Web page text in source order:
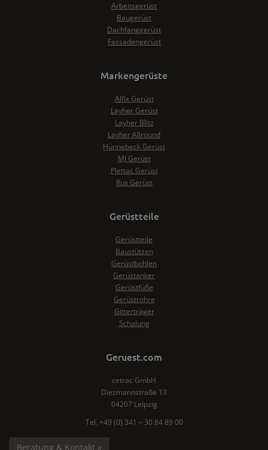
Arbeitsgerüst
Baugerüst
Dachfanggerüst
Fassadengerüst
Markengerüste
Alfix Gerüst
Layher Gerüst
Layher Blitz
Layher Allround
Hünnebeck Gerüst
MJ Gerüst
Plettac Gerüst
Rux Gerüst
Gerüstteile
Gerüstteile
Baustützen
Gerüstbohlen
Gerüstanker
Gerüstfüße
Gerüstrohre
Gitterträger
Schalung
Geruest.com
cetrac GmbH
Diezmannstraße 13
04207 Leipzig
Tel. +49 (0) 341 – 30 84 89 00
Beratung & Kontakt »